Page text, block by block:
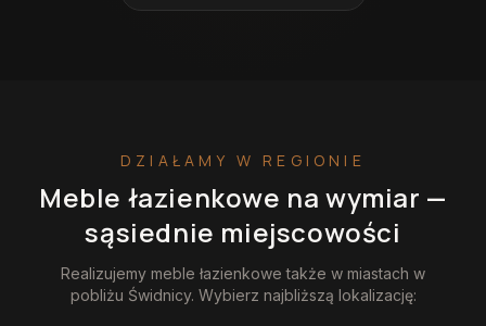
DZIAŁAMY W REGIONIE
Meble łazienkowe na wymiar —
sąsiednie miejscowości
Realizujemy meble łazienkowe także w miastach w
pobliżu Świdnicy. Wybierz najbliższą lokalizację: